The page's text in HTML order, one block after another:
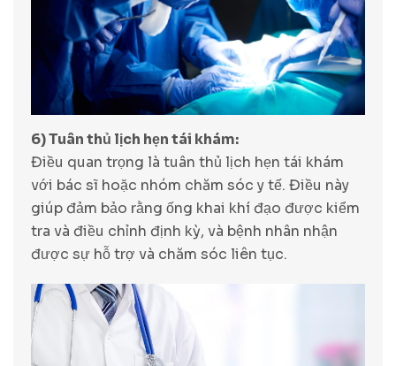
6) Tuân thủ lịch hẹn tái khám:
Điều quan trọng là tuân thủ lịch hẹn tái khám
với bác sĩ hoặc nhóm chăm sóc y tế. Điều này
giúp đảm bảo rằng ống khai khí đạo được kiểm
tra và điều chỉnh định kỳ, và bệnh nhân nhận
được sự hỗ trợ và chăm sóc liên tục.